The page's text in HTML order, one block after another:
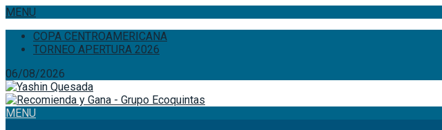
MENU
COPA CENTROAMERICANA
TORNEO APERTURA 2026
06/08/2026
MENU